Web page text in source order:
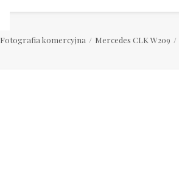
Fotografia komercyjna Mercedes CLK W209